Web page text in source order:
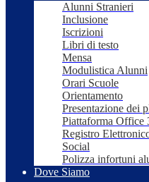
Alunni Stranieri
Inclusione
Iscrizioni
Libri di testo
Mensa
Modulistica Alunni
Orari Scuole
Orientamento
Presentazione dei
Piattaforma Office
Registro
Social
Polizza infortuni
Dove Siamo